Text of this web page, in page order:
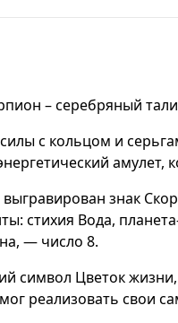
– серебряный
с кольцом и
амулет,
знак
стихия Вода,
— число 8.
символ Цветок
реализовать свои